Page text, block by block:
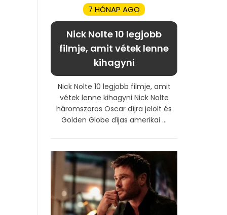
7 HÓNAP AGO
Nick Nolte 10 legjobb
filmje, amit vétek lenne
kihagyni
Nick Nolte 10 legjobb filmje, amit
vétek lenne kihagyni Nick Nolte
háromszoros Oscar díjra jelölt és
Golden Globe díjas amerikai ...